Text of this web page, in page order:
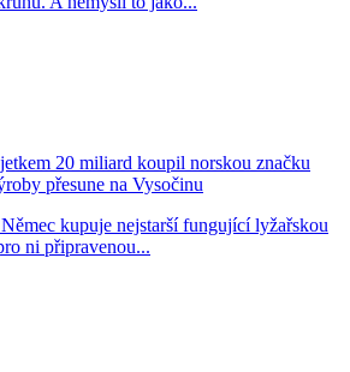
20 miliard koupil norskou značku
přesune na Vysočinu
kupuje nejstarší fungující lyžařskou
ni připravenou...